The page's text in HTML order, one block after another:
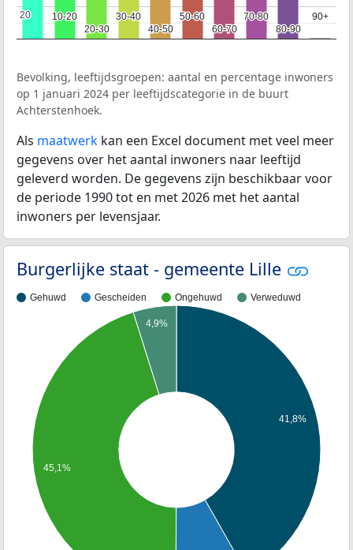
10-20
10-20
20-30
20-30
30-40
30-40
40-50
40-50
50-60
50-60
60-70
60-70
70-80
70-80
80-90
80-90
90+
90+
20
20
Bevolking, leeftijdsgroepen: aantal en percentage inwoners
op 1 januari 2024 per leeftijdscategorie in de buurt
Achterstenhoek.
Als maatwerk kan een Excel document met veel meer
gegevens over het aantal inwoners naar leeftijd
geleverd worden. De gegevens zijn beschikbaar voor
de periode 1990 tot en met 2026 met het aantal
inwoners per levensjaar.
Burgerlijke staat - gemeente Lille
Gehuwd Gescheiden Ongehuwd Verweduwd
41,8%
4,9%
45,1%